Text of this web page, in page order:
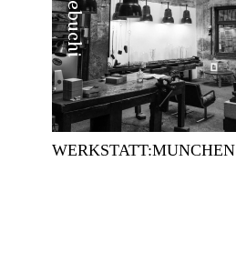
WERKSTATT:MUNCHEN